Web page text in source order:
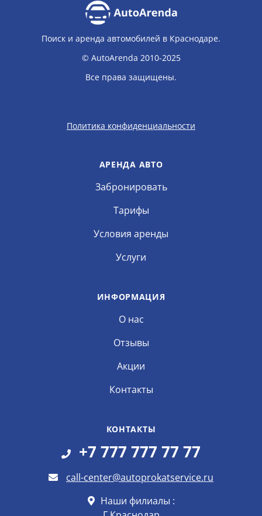
Поиск и аренда автомобилей в Краснодаре.
© AutoArenda 2010-2025
Все права защищены.
Политика конфиденциальности
АРЕНДА АВТО
Забронировать
Тарифы
Условия аренды
Услуги
ИНФОРМАЦИЯ
О нас
Отзывы
Акции
Контакты
КОНТАКТЫ
+7 777 777 77 77
call-center@autoprokatservice.ru
Наши филиалы :